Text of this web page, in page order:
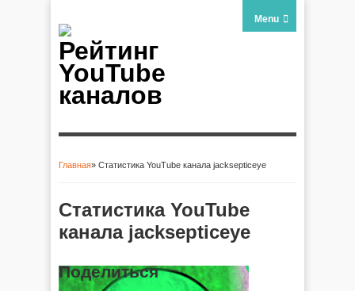
Рейтинг
YouTube
каналов
Menu
Главная» Статистика YouTube канала jacksepticeye
Статистика YouTube
канала jacksepticeye
Поделиться